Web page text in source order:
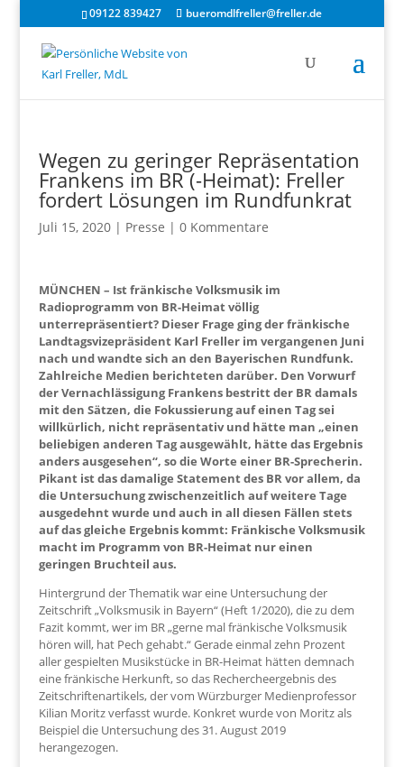
09122 839427 bueromdlfreller@freller.de
Wegen zu geringer Repräsentation
Frankens im BR (-Heimat): Freller
fordert Lösungen im Rundfunkrat
Juli 15, 2020| Presse | 0 Kommentare
MÜNCHEN – Ist fränkische Volksmusik im
Radioprogramm von BR-Heimat völlig
unterrepräsentiert? Dieser Frage ging der fränkische
Landtagsvizepräsident Karl Freller im vergangenen Juni
nach und wandte sich an den Bayerischen Rundfunk.
Zahlreiche Medien berichteten darüber. Den Vorwurf
der Vernachlässigung Frankens bestritt der BR damals
mit den Sätzen, die Fokussierung auf einen Tag sei
willkürlich, nicht repräsentativ und hätte man „einen
beliebigen anderen Tag ausgewählt, hätte das Ergebnis
anders ausgesehen“, so die Worte einer BR-Sprecherin.
Pikant ist das damalige Statement des BR vor allem, da
die Untersuchung zwischenzeitlich auf weitere Tage
ausgedehnt wurde und auch in all diesen Fällen stets
auf das gleiche Ergebnis kommt: Fränkische Volksmusik
macht im Programm von BR-Heimat nur einen
geringen Bruchteil aus.
Hintergrund der Thematik war eine Untersuchung der
Zeitschrift „Volksmusik in Bayern“ (Heft 1/2020), die zu dem
Fazit kommt, wer im BR „gerne mal fränkische Volksmusik
hören will, hat Pech gehabt.“ Gerade einmal zehn Prozent
aller gespielten Musikstücke in BR-Heimat hätten demnach
eine fränkische Herkunft, so das Rechercheergebnis des
Zeitschriftenartikels, der vom Würzburger Medienprofessor
Kilian Moritz verfasst wurde. Konkret wurde von Moritz als
Beispiel die Untersuchung des 31. August 2019
herangezogen.